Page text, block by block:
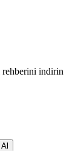
indirin